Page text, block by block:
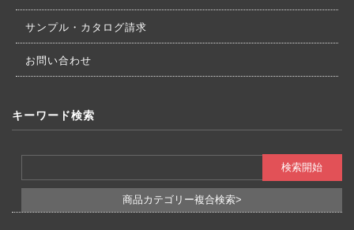
サンプル・カタログ請求
お問い合わせ
キーワード検索
商品カテゴリー複合検索>